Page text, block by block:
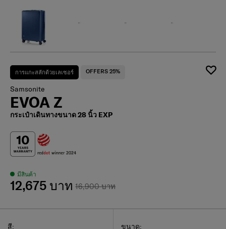
การแกะสลักด้วยเลเซอร์ OFFERS 25%
Samsonite
EVOA Z
กระเป๋าเดินทางขนาด 28 นิ้ว EXP
มีสินค้า
16,900 บาท
12,675 บาท
เลือกขนาดของคุณ
Select
ขนาด:
Select
สี: